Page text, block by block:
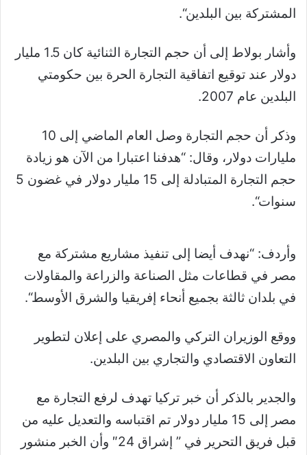
المشتركة بين البلدين“.
وأشار بولاط إلى أن حجم التجارة الثنائية كان 1.5 مليار
دولار عند توقيع اتفاقية التجارة الحرة بين حكومتي
البلدين عام 2007
.
وذكر أن حجم التجارة وصل العام الماضي إلى 10
مليارات دولار، وقال: “هدفنا اعتبارا من الآن هو زيادة
حجم التجارة المتبادلة إلى 15 مليار دولار في غضون 5
سنوات“.
وأردف: “نهدف أيضا إلى تنفيذ مشاريع مشتركة مع
مصر في قطاعات مثل الصناعة والزراعة والمقاولات
في بلدان ثالثة بجميع أنحاء إفريقيا والشرق الأوسط“.
ووقع الوزيران التركي والمصري على إعلان لتطوير
التعاون الاقتصادي والتجاري بين البلدين.
والجدير بالذكر أن خبر تركيا تهدف لرفع التجارة مع
مصر إلى 15 مليار دولار تم اقتباسه والتعديل عليه من
قبل فريق التحرير في ” إشراق 24″ وأن الخبر منشور